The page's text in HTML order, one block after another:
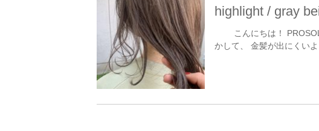
highlight / gray
こんにちは！ PROSOL
かして、 金髪が出にくい